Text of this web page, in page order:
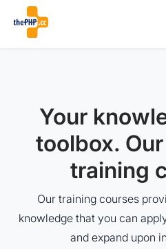
Your
toolbox.
training
Our training courses
knowledge that you can
and expand upon